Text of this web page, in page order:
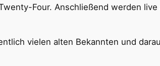
Four. Anschließend werden
vielen alten Bekannten und